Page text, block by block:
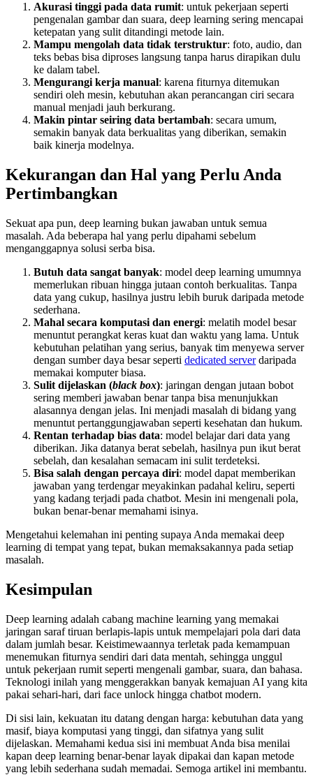
Akurasi tinggi pada data rumit: untuk pekerjaan seperti
pengenalan gambar dan suara, deep learning sering mencapai
ketepatan yang sulit ditandingi metode lain.
Mampu mengolah data tidak terstruktur: foto, audio, dan
teks bebas bisa diproses langsung tanpa harus dirapikan dulu
ke dalam tabel.
Mengurangi kerja manual: karena fiturnya ditemukan
sendiri oleh mesin, kebutuhan akan perancangan ciri secara
manual menjadi jauh berkurang.
Makin pintar seiring data bertambah: secara umum,
semakin banyak data berkualitas yang diberikan, semakin
baik kinerja modelnya.
Kekurangan dan Hal yang Perlu Anda
Pertimbangkan
Sekuat apa pun, deep learning bukan jawaban untuk semua
masalah. Ada beberapa hal yang perlu dipahami sebelum
menganggapnya solusi serba bisa.
Butuh data sangat banyak: model deep learning umumnya
memerlukan ribuan hingga jutaan contoh berkualitas. Tanpa
data yang cukup, hasilnya justru lebih buruk daripada metode
sederhana.
Mahal secara komputasi dan energi: melatih model besar
menuntut perangkat keras kuat dan waktu yang lama. Untuk
kebutuhan pelatihan yang serius, banyak tim menyewa server
dengan sumber daya besar seperti dedicated serverdaripada
memakai komputer biasa.
Sulit dijelaskan (black box): jaringan dengan jutaan bobot
sering memberi jawaban benar tanpa bisa menunjukkan
alasannya dengan jelas. Ini menjadi masalah di bidang yang
menuntut pertanggungjawaban seperti kesehatan dan hukum.
Rentan terhadap bias data: model belajar dari data yang
diberikan. Jika datanya berat sebelah, hasilnya pun ikut berat
sebelah, dan kesalahan semacam ini sulit terdeteksi.
Bisa salah dengan percaya diri: model dapat memberikan
jawaban yang terdengar meyakinkan padahal keliru, seperti
yang kadang terjadi pada chatbot. Mesin ini mengenali pola,
bukan benar-benar memahami isinya.
Mengetahui kelemahan ini penting supaya Anda memakai deep
learning di tempat yang tepat, bukan memaksakannya pada setiap
masalah.
Kesimpulan
Deep learning adalah cabang machine learning yang memakai
jaringan saraf tiruan berlapis-lapis untuk mempelajari pola dari data
dalam jumlah besar. Keistimewaannya terletak pada kemampuan
menemukan fiturnya sendiri dari data mentah, sehingga unggul
untuk pekerjaan rumit seperti mengenali gambar, suara, dan bahasa.
Teknologi inilah yang menggerakkan banyak kemajuan AI yang kita
pakai sehari-hari, dari face unlock hingga chatbot modern.
Di sisi lain, kekuatan itu datang dengan harga: kebutuhan data yang
masif, biaya komputasi yang tinggi, dan sifatnya yang sulit
dijelaskan. Memahami kedua sisi ini membuat Anda bisa menilai
kapan deep learning benar-benar layak dipakai dan kapan metode
yang lebih sederhana sudah memadai. Semoga artikel ini membantu.